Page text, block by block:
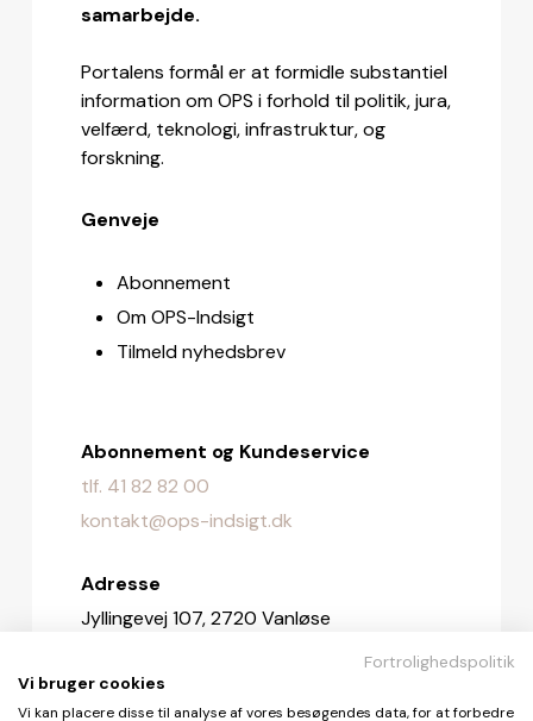
samarbejde.
Portalens formål er at formidle substantiel
information om OPS i forhold til politik, jura,
velfærd, teknologi, infrastruktur, og
forskning.
Genveje
Abonnement
Om OPS-Indsigt
Tilmeld nyhedsbrev
Abonnement og Kundeservice
tlf. 41 82 82 00
kontakt@ops-indsigt.dk
Adresse
Jyllingevej 107, 2720 Vanløse
Redaktionen
redaktionen@ops-indsigt.dk
Fortrolighedspolitik
Vi bruger cookies
Vi kan placere disse til analyse af vores besøgendes data, for at forbedre